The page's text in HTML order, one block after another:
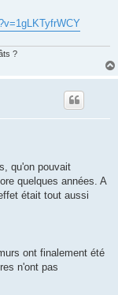
?
qu'on pouvait
quelques années. A
était tout aussi
ont finalement été
n'ont pas